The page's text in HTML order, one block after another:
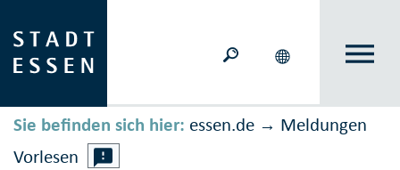
Sie befinden sich hier: essen.de → Meldungen
Vorlesen